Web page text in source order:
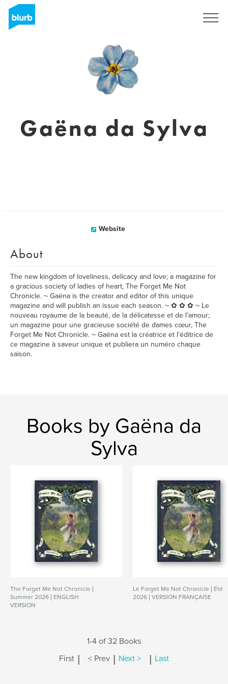
Gaëna da Sylva
Website
About
The new kingdom of loveliness, delicacy and love; a magazine for
a gracious society of ladies of heart, The Forget Me Not
Chronicle. ~ Gaëna is the creator and editor of this unique
magazine and will publish an issue each season. ~ ✿ ✿ ✿ ~ Le
nouveau royaume de la beauté, de la délicatesse et de l’amour;
un magazine pour une gracieuse société de dames cœur, The
Forget Me Not Chronicle. ~ Gaëna est la créatrice et l'éditrice de
ce magazine à saveur unique et publiera un numéro chaque
saison.
Books by Gaëna da
Sylva
The Forget Me Not Chronicle |
Summer 2026 | ENGLISH
VERSION
Le Forget Me Not Chronicle | Été
2026 | VERSION FRANÇAISE
1-4 of 32 Books
First | < Prev | Next > | Last